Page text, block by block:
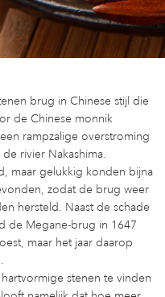
brug in Chinese stijl die
de Chinese monnik
rampzalige overstroming
rivier Nakashima.
maar gelukkig konden bijna
zodat de brug weer
hersteld. Naast de schade
de Megane-brug in 1647
maar het jaar daarop
stenen te vinden